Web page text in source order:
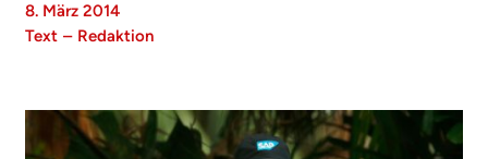
8. März 2014
Text – Redaktion